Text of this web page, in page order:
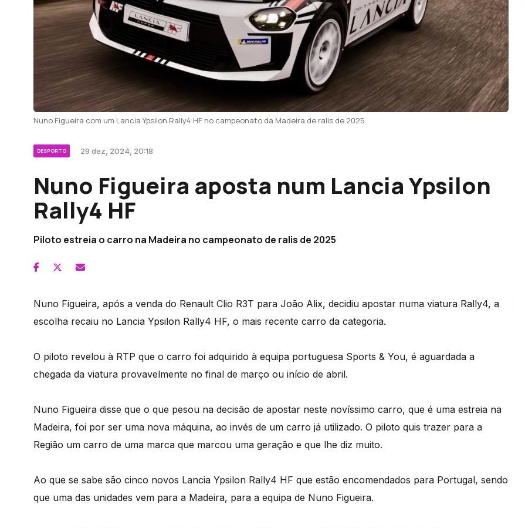
Nuno Figueira com um Lancia Ypsilon Rally4 HF no campeonato da Madeira de ralis de 2025
DESPORTO 29 dez, 2024, 20:18
Nuno Figueira aposta num Lancia Ypsilon
Rally4 HF
Piloto estreia o carro na Madeira no campeonato de ralis de 2025
Nuno Figueira, após a venda do Renault Clio R3T para João Alix, decidiu apostar numa viatura Rally4, a
escolha recaiu no Lancia Ypsilon Rally4 HF, o mais recente carro da categoria.
O piloto revelou à RTP que o carro foi adquirido à equipa portuguesa Sports & You, é aguardada a
chegada da viatura provavelmente no final de março ou início de abril.
Nuno Figueira disse que o que pesou na decisão de apostar neste novíssimo carro, que é uma estreia na
Madeira, foi por ser uma nova máquina, ao invés de um carro já utilizado. O piloto quis trazer para a
Região um carro de uma marca que marcou uma geração e que lhe diz muito.
Ao que se sabe são cinco novos Lancia Ypsilon Rally4 HF que estão encomendados para Portugal, sendo
que uma das unidades vem para a Madeira, para a equipa de Nuno Figueira.